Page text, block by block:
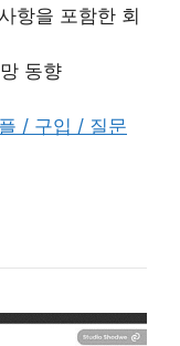
항을 포함한 회
동향
/ 구입 / 질문